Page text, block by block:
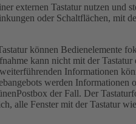
externen Tastatur nutzen
oder Schaltflächen, mit
können Bedienelemente
kann nicht mit der Tastatur
Informationen
werden
der Fall. Der
alle Fenster mit der Tastatur